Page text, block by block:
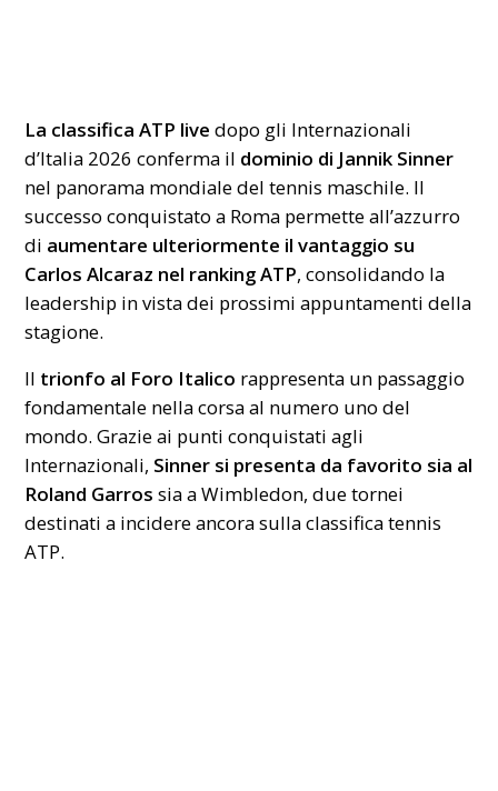
La classifica ATP livedopo gli Internazionali
d’Italia 2026 conferma il dominio di Jannik Sinner
nel panorama mondiale del tennis maschile. Il
successo conquistato a Roma permette all’azzurro
di aumentare ulteriormente il vantaggio su
Carlos Alcaraz nel ranking ATP, consolidando la
leadership in vista dei prossimi appuntamenti della
stagione.
Il trionfo al Foro Italico rappresenta un passaggio
fondamentale nella corsa al numero uno del
mondo. Grazie ai punti conquistati agli
Internazionali, Sinner si presenta da favorito sia al
Roland Garros sia a Wimbledon, due tornei
destinati a incidere ancora sulla classifica tennis
ATP.